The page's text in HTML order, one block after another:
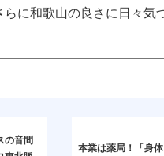
に和歌山の良さに日々気
の音問
本業は薬局！「身